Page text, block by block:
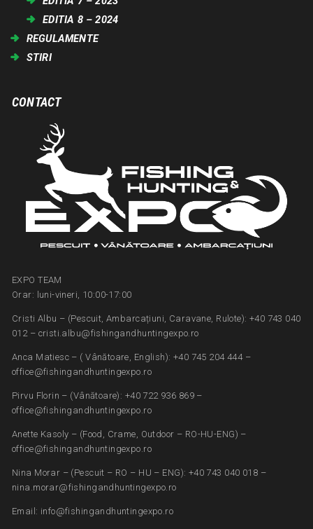
EDITIA 8 – 2024
REGULAMENTE
STIRI
CONTACT
EXPO TEAM
Orar: luni-vineri, 10:00-17:00
Cristi Albu – (Pescuit, Ambarcațiuni, Caravane, Rulote): +40 743 040
012 – cristi.albu@fishingandhuntingexpo.ro
Anca Matiesc – ( Vânătoare, English): +40 745 204 444 –
office@fishingandhuntingexpo.ro
Pirvu Florin – (Vânătoare): +40 722 936 869 –
office@fishingandhuntingexpo.ro
Anette Kasoly – (Food, Crame, Outdoor – RO-HU-ENG) –
office@fishingandhuntingexpo.ro
Nina Morar – (Pescuit – RO – HU – ENG): +40 743 040 018 –
nina.morar@fishingandhuntingexpo.ro
Email: info@fishingandhuntingexpo.ro